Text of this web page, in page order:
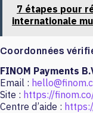
7 étapes pour
internationale
Coordonnées
FINOM Payments
Email :
Site : https://
Centre d’aide :